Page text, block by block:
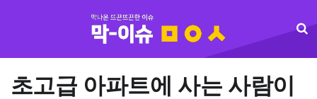
초고급 아파트에 사는 사람이